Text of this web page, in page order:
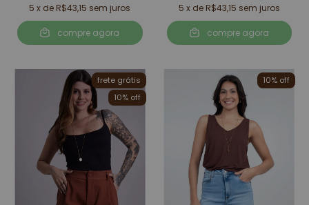
5 x de R$43,15 sem juros
compre agora
5 x de R$43,15 sem juros
compre agora
frete grátis
10% off
10% off